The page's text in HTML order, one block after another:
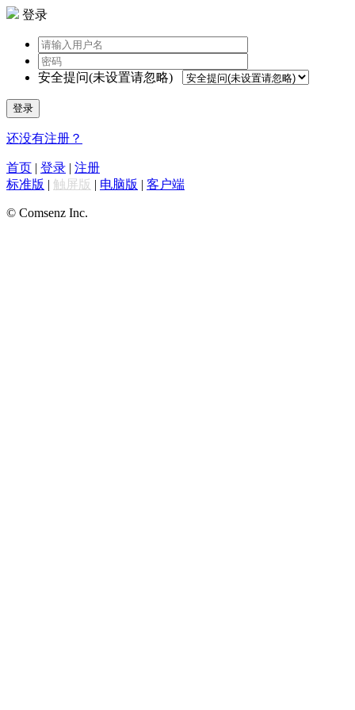
登录
安全提问(未设置请忽略)
登录
还没有注册？
首页 | 登录 | 注册
标准版 | 触屏版 | 电脑版 | 客户端
© Comsenz Inc.